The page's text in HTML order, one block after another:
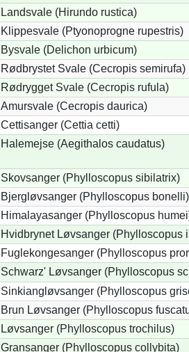
Landsvale (Hirundo rustica)
Klippesvale (Ptyonoprogne rupestris)
Bysvale (Delichon urbicum)
Rødbrystet Svale (Cecropis semirufa)
Rødrygget Svale (Cecropis rufula)
Amursvale (Cecropis daurica)
Cettisanger (Cettia cetti)
Halemejse (Aegithalos caudatus)
Skovsanger (Phylloscopus sibilatrix)
Bjergløvsanger (Phylloscopus bonelli)
Himalayasanger (Phylloscopus
Hvidbrynet Løvsanger (Phylloscopus
Fuglekongesanger (Phylloscopus
Schwarz' Løvsanger (Phylloscopus
Sinkiangløvsanger (Phylloscopus
Brun Løvsanger (Phylloscopus
Løvsanger (Phylloscopus trochilus)
Gransanger (Phylloscopus collybita)